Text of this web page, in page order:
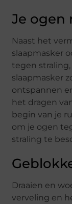
Je ogen
Naast het
slaapmasker
tegen
slaapmasker
ontspannen
het dragen
begin van je
om je ogen
straling te
Draaien en
verveling en